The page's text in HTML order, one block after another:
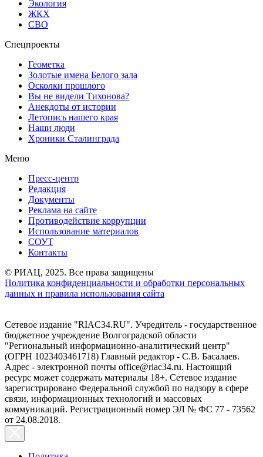
Экология
ЖКХ
СВО
Спецпроекты
Геометка
Золотые имена Белого зала
Осколки прошлого
Вы не видели Тихонова?
Анекдоты от истории
Летопись нашего края
Наши люди
Хроники Сталинграда
Меню
Пресс-центр
Редакция
Документы
Реклама на сайте
Противодействие коррупции
Использование материалов
СОУТ
Контакты
© РИАЦ, 2025. Все права защищены
Политика конфиденциальности и обработки персональных
данных и правила использования сайта
Сетевое издание "RIAC34.RU". Учредитель - государственное
бюджетное учреждение Волгоградской области
"Региональный информационно-аналитический центр"
(ОГРН 1023403461718) Главный редактор - С.В. Басалаев.
Адрес - электронной почты office@riac34.ru. Настоящий
ресурс может содержать материалы 18+. Сетевое издание
зарегистрировано Федеральной службой по надзору в сфере
связи, информационных технологий и массовых
коммуникаций. Регистрационный номер ЭЛ № ФС 77 - 73562
от 24.08.2018.